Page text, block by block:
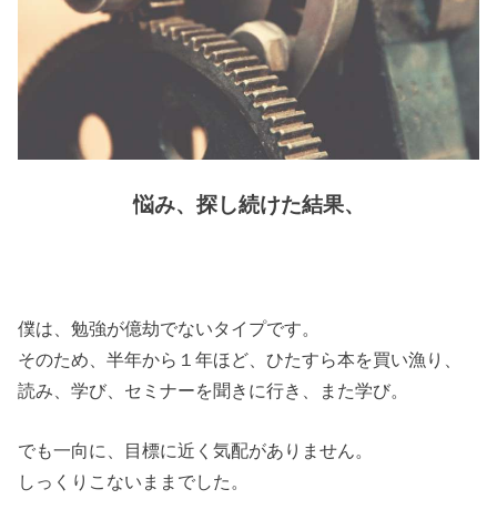
悩み、探し続けた結果、
僕は、勉強が億劫でないタイプです。
そのため、半年から１年ほど、ひたすら本を買い漁り、
読み、学び、セミナーを聞きに行き、また学び。
でも一向に、目標に近く気配がありません。
しっくりこないままでした。